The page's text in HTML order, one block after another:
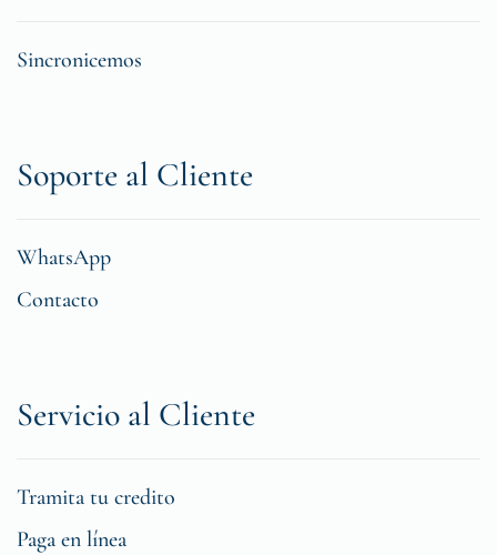
Sincronicemos
Soporte al Cliente
WhatsApp
Contacto
Servicio al Cliente
Tramita tu credito
Paga en línea